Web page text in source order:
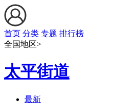
首页 分类 专题 排行榜
全国地区>
太平街道
最新